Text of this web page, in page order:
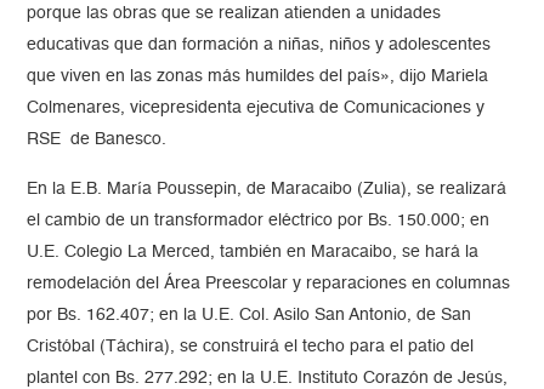
porque las obras que se realizan atienden a unidades
educativas que dan formación a niñas, niños y adolescentes
que viven en las zonas más humildes del país», dijo Mariela
Colmenares, vicepresidenta ejecutiva de Comunicaciones y
RSE de Banesco.
En la E.B. María Poussepin, de Maracaibo (Zulia), se realizará
el cambio de un transformador eléctrico por Bs. 150.000; en
U.E. Colegio La Merced, también en Maracaibo, se hará la
remodelación del Área Preescolar y reparaciones en columnas
por Bs. 162.407; en la U.E. Col. Asilo San Antonio, de San
Cristóbal (Táchira), se construirá el techo para el patio del
plantel con Bs. 277.292; en la U.E. Instituto Corazón de Jesús,